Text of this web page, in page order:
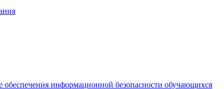
информационной безопасности обучающихся